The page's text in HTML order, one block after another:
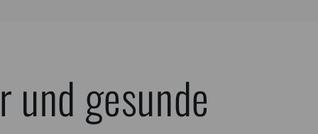
gesunde